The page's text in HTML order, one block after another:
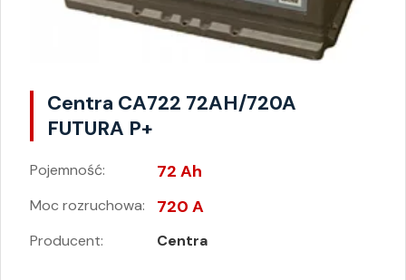
Centra CA722 72AH/720A
FUTURA P+
Pojemność: 72 Ah
Moc rozruchowa: 720 A
Producent: Centra